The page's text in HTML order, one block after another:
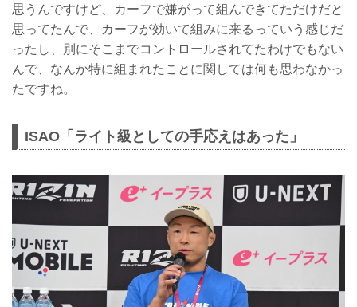
思うんですけど、カーフで嫌がって組んできてただけだと
思ってたんで、カーフが効いて組みに来るっていう感じだ
ったし、別にそこまでコントロールされてたわけでもない
んで、なんか特に組まれたことに関しては何も思わなかっ
たですね。
ISAO「ライト級としての手応えはあった」